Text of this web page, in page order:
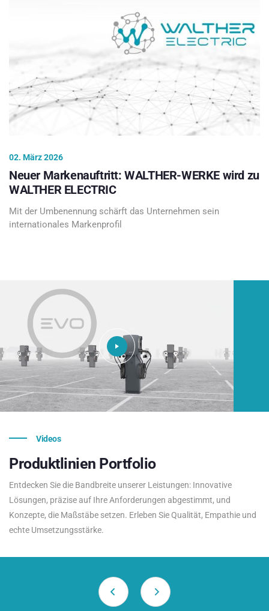
02. März 2026
Neuer Markenauftritt: WALTHER-WERKE wird zu
WALTHER ELECTRIC
Mit der Umbenennung schärft das Unternehmen sein
internationales Markenprofil
Videos
Produktlinien Portfolio
Entdecken Sie die Bandbreite unserer Leistungen: Innovative
Lösungen, präzise auf Ihre Anforderungen abgestimmt, und
Konzepte, die Maßstäbe setzen. Erleben Sie Qualität, Empathie und
echte Umsetzungsstärke.